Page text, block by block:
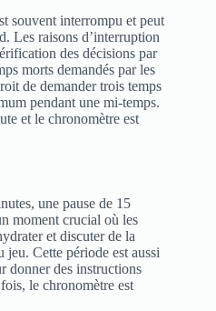
souvent interrompu et peut
Les raisons d’interruption
des décisions par
morts demandés par les
de demander trois temps
pendant une mi-temps.
et le chronomètre est
une pause de 15
moment crucial où les
et discuter de la
jeu. Cette période est aussi
donner des instructions
le chronomètre est